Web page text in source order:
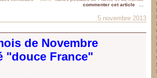
commenter cet article
5 novembre 2013
de Novembre
"douce France"